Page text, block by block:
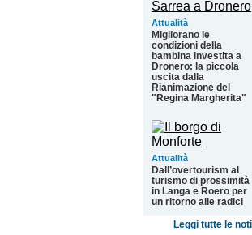
Attualità
Migliorano le
condizioni della
bambina investita a
Dronero: la piccola
uscita dalla
Rianimazione del
"Regina Margherita"
Attualità
Dall’overtourism al
turismo di prossimità
in Langa e Roero per
un ritorno alle radici
Leggi tutte le